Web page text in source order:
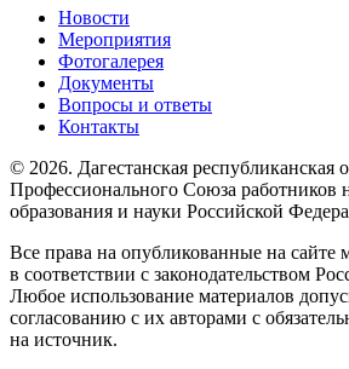
Новости
Мероприятия
Фотогалерея
Документы
Вопросы и ответы
Контакты
© 2026. Дагестанская республиканская
Профессионального Союза работников
образования и науки Российской
Все права на опубликованные на сайте
в соответствии с законодательством
Любое использование материалов
согласованию с их авторами с
на источник.